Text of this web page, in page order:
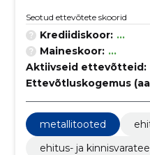
Seotud ettevõtete skoorid
Krediidiskoor: ...
Maineskoor: ...
Aktiivseid ettevõtteid:
Ettevõtluskogemus
metallitooted
ehitus- ja